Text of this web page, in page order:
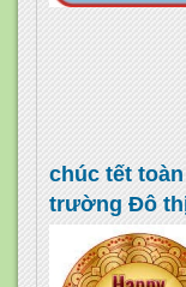
chúc tết
trường Đô